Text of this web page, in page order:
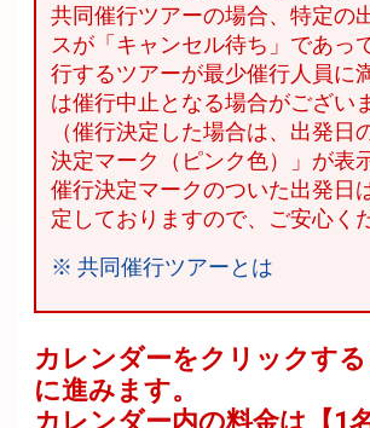
共同催行ツアーの場合、特定の
スが「キャンセル待ち」であっ
行するツアーが最少催行人員に
は催行中止となる場合がござい
（催行決定した場合は、出発日
決定マーク（ピンク色）」が表
催行決定マークのついた出発日
定しておりますので、ご安心く
※ 共同催行ツアーとは
カレンダーをクリックす
に進みます。
カレンダー内の料金は 【1